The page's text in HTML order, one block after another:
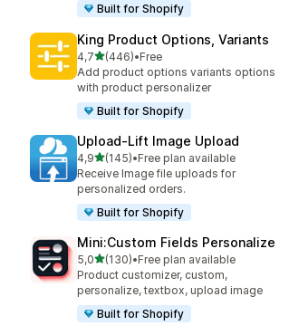
Built for Shopify
King Product Options, Variants
4,75 yıldız üzerinden
(446)
toplam 446 değerlendirme
•Free
Add product options variants options
with product personalizer
Built for Shopify
Upload‑Lift Image Upload
4,95 yıldız üzerinden
(145)
toplam 145 değerlendirme
•Free plan available
Receive Image file uploads for
personalized orders.
Built for Shopify
Mini:Custom Fields Personalize
5,05 yıldız üzerinden
(130)
toplam 130 değerlendirme
•Free plan available
Product customizer, custom,
personalize, textbox, upload image
Built for Shopify